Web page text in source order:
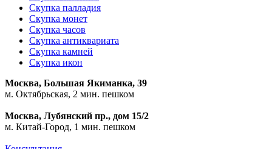
Скупка палладия
Скупка монет
Скупка часов
Скупка антиквариата
Скупка камней
Скупка икон
Москва, Большая Якиманка, 39
м. Октябрьская, 2 мин. пешком
Москва, Лубянский пр., дом 15/2
м. Китай-Город, 1 мин. пешком